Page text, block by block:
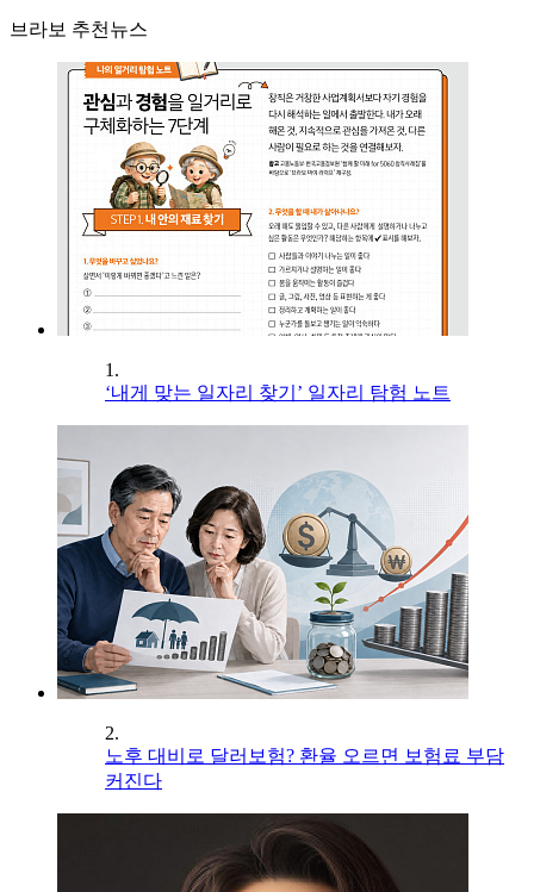
브라보 추천뉴스
1.
‘내게 맞는 일자리 찾기’ 일자리 탐험 노트
2.
노후 대비로 달러보험? 환율 오르면 보험료 부담
커진다